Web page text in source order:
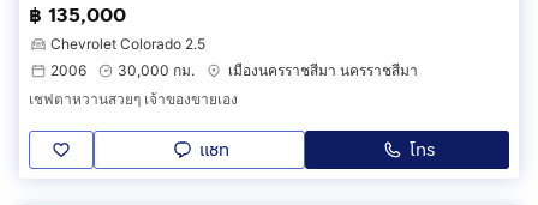
฿ 135,000
Chevrolet Colorado 2.5
2006
30,000 กม.
เมืองนครราชสีมา นครราชสีมา
เชฟตาหวานสวยๆ เจ้าของขายเอง
แชท โทร